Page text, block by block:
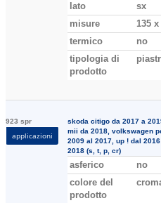
lato
sx
misure
135 x
termico
no
tipologia di
prodotto
923 spr
applicazioni
skoda citigo da 2017 a
mii da 2018, volkswagen
2009 al 2017, up ! dal
2018 (s, t, p, cr)
asferico
no
colore del
prodotto